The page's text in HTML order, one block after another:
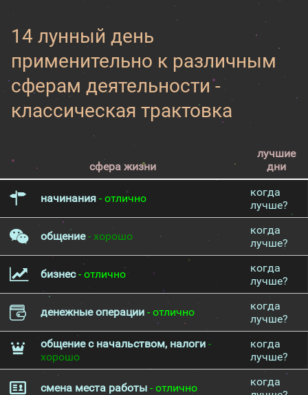
14 лунный день
применительно к различным
сферам деятельности -
классическая трактовка
сфера жизни
лучшие
дни
начинания - отлично
когда
лучше?
общение- хорошо
когда
лучше?
бизнес- отлично
когда
лучше?
денежные операции - отлично
когда
лучше?
общение с начальством, налоги -
хорошо
когда
лучше?
смена места работы - отлично
когда